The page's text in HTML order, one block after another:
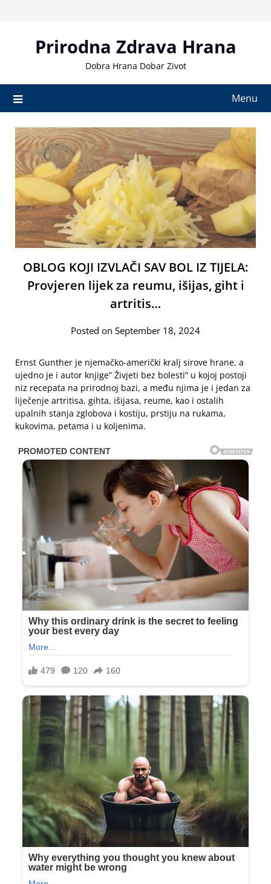
Prirodna Zdrava Hrana
Dobra Hrana Dobar Zivot
Menu
OBLOG KOJI IZVLAČI SAV BOL IZ TIJELA:
Provjeren lijek za reumu, išijas, giht i
artritis…
Posted on September 18, 2024
Ernst Gunther je njemačko-američki kralj sirove hrane, a
ujedno je i autor knjige” Živjeti bez bolesti” u kojoj postoji
niz recepata na prirodnoj bazi, a među njima je i jedan za
liječenje artritisa, gihta, išijasa, reume, kao i ostalih
upalnih stanja zglobova i kostiju, prstiju na rukama,
kukovima, petama i u koljenima.